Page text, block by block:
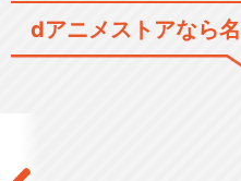
dアニメストアなら